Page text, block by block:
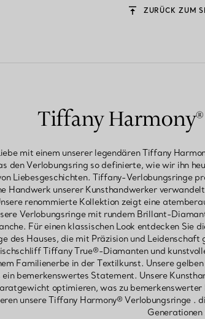
ZURÜCK ZUM
Tiffany
mit einem unserer legendären Tiffany
den Verlobungsring so definierte, wie wir ihn
Liebesgeschichten. Tiffany-Verlobungsringe
Handwerk unserer Kunsthandwerker
renommierte Kollektion zeigt eine
Verlobungsringe mit rundem Brillant-
Für einen klassischen Look entdecken
des Hauses, die mit Präzision und
Tiffany True®-Diamanten und
Familienerbe in der Textilkunst. Unsere
ein bemerkenswertes Statement. Unsere
optimieren, was zu
unsere Tiffany Harmony® Verlobungsringe .